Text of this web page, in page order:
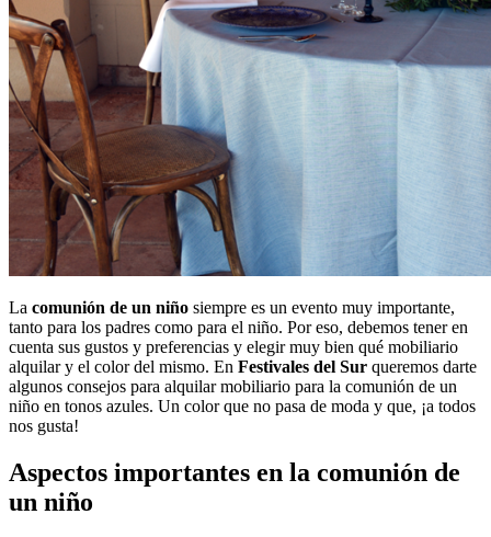
La comunión de un niño siempre es un evento muy importante,
tanto para los padres como para el niño. Por eso, debemos tener en
cuenta sus gustos y preferencias y elegir muy bien qué mobiliario
alquilar y el color del mismo. En Festivales del Sur queremos darte
algunos consejos para alquilar mobiliario para la comunión de un
niño en tonos azules. Un color que no pasa de moda y que, ¡a todos
nos gusta!
Aspectos importantes en la comunión de
un niño